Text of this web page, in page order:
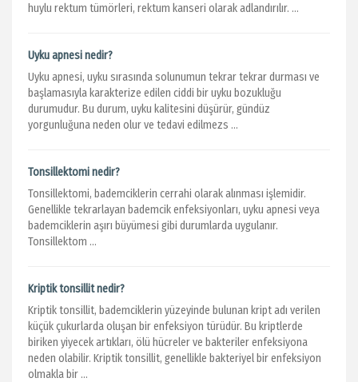
huylu rektum tümörleri, rektum kanseri olarak adlandırılır. ...
Uyku apnesi nedir?
Uyku apnesi, uyku sırasında solunumun tekrar tekrar durması ve
başlamasıyla karakterize edilen ciddi bir uyku bozukluğu
durumudur. Bu durum, uyku kalitesini düşürür, gündüz
yorgunluğuna neden olur ve tedavi edilmezs ...
Tonsillektomi nedir?
Tonsillektomi, bademciklerin cerrahi olarak alınması işlemidir.
Genellikle tekrarlayan bademcik enfeksiyonları, uyku apnesi veya
bademciklerin aşırı büyümesi gibi durumlarda uygulanır.
Tonsillektom ...
Kriptik tonsillit nedir?
Kriptik tonsillit, bademciklerin yüzeyinde bulunan kript adı verilen
küçük çukurlarda oluşan bir enfeksiyon türüdür. Bu kriptlerde
biriken yiyecek artıkları, ölü hücreler ve bakteriler enfeksiyona
neden olabilir. Kriptik tonsillit, genellikle bakteriyel bir enfeksiyon
olmakla bir ...